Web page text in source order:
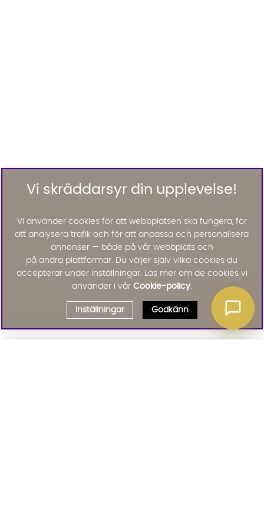
Vi skräddarsyr din upplevelse!
Vi använder cookies för att webbplatsen ska fungera, för
att analysera trafik och för att anpassa och personalisera
annonser — både på vår webbplats och
på andra plattformar. Du väljer själv vilka cookies du
accepterar under inställningar. Läs mer om de cookies vi
använder i vår Cookie-policy.
Inställningar Godkänn